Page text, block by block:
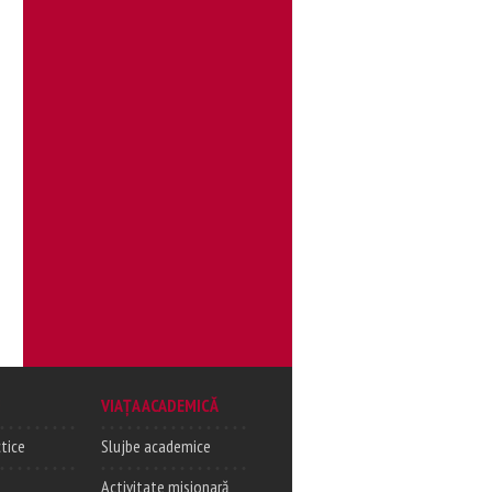
VIAȚA ACADEMICĂ
Slujbe academice
Activitate misionară